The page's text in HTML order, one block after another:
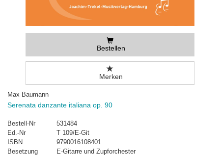
Bestellen
Merken
Max Baumann
Serenata danzante italiana op. 90
Bestell-Nr
531484
Ed.-Nr
T 109/E-Git
ISBN
9790016108401
Besetzung
E-Gitarre und Zupforchester